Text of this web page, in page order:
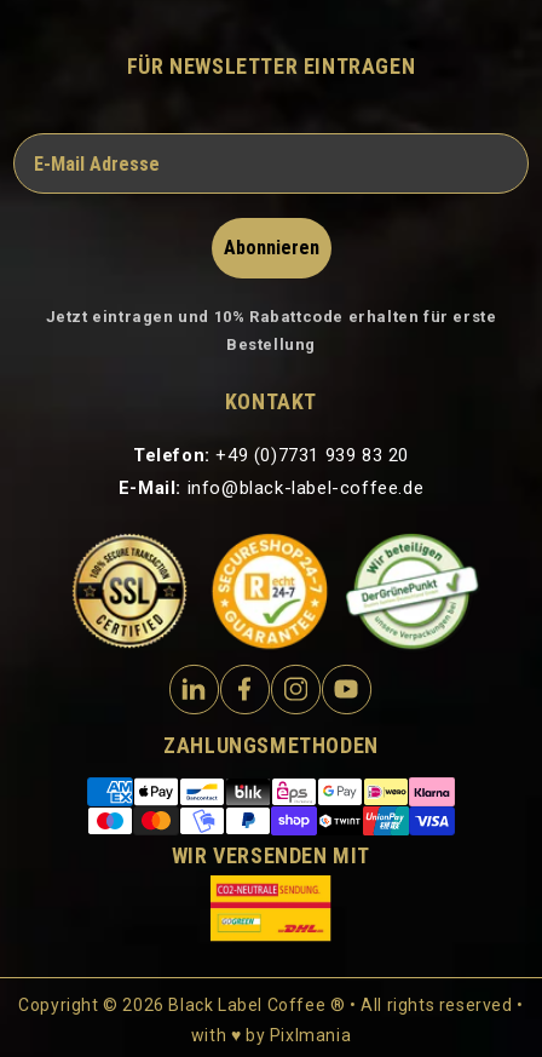
FÜR NEWSLETTER EINTRAGEN
Abonnieren
Jetzt eintragen und 10% Rabattcode erhalten für erste
Bestellung
KONTAKT
Telefon: +49 (0)7731 939 83 20
E-Mail: info@black-label-coffee.de
ZAHLUNGSMETHODEN
WIR VERSENDEN MIT
Copyright © 2026 Black Label Coffee ® • All rights reserved •
with ♥ by Pixlmania